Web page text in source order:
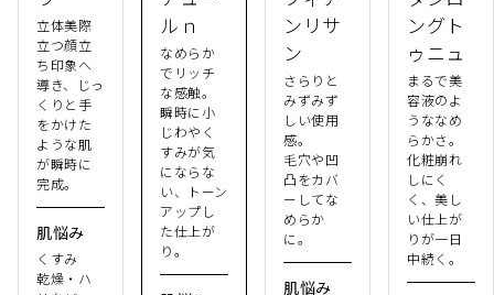
立体美際
立つ顔立
ち印象へ
導き、じっ
くりと手
をかけた
ような肌
が瞬時に
完成。
肌悩み
くすみ
乾燥・ハ
ルｎ
なめらか
でリッチ
な感触。
瞬時に小
じわやく
すみが気
にならな
い、トーン
アップし
た仕上が
り。
ンリサ
ン
さらりと
みずみず
しい使用
感。
毛穴や凹
凸をカバ
ーしてな
めらか
に。
肌悩み
ングト
ゥニュ
まるで美
容液のよ
うななめ
らかさ。
化粧崩れ
しにく
く、美し
い仕上が
りが一日
中続く。